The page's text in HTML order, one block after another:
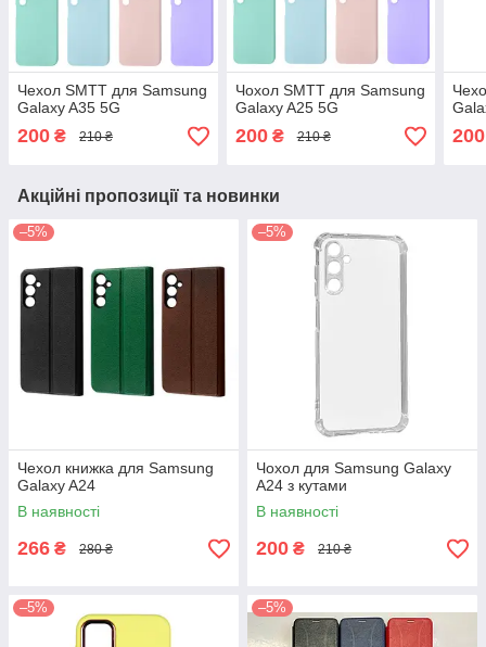
Чехол SMTT для Samsung
Galaxy A35 5G
200 ₴ 210 ₴
Чохол SMTT для Samsung
Galaxy A25 5G
200₴ 210 ₴ 200
Акційні пропозиції та новинки
–5%
Чехол книжка для Samsung
Galaxy A24
В наявності
266 ₴ 280 ₴
–5%
Чохол для Samsung Galaxy
A24 з кутами
В наявності
200 ₴ 210 ₴
–5% –5%